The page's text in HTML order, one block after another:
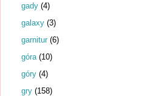
gady (4)
galaxy (3)
garnitur (6)
góra (10)
góry (4)
gry (158)